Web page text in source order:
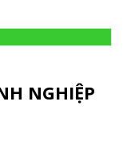
NGHIỆP